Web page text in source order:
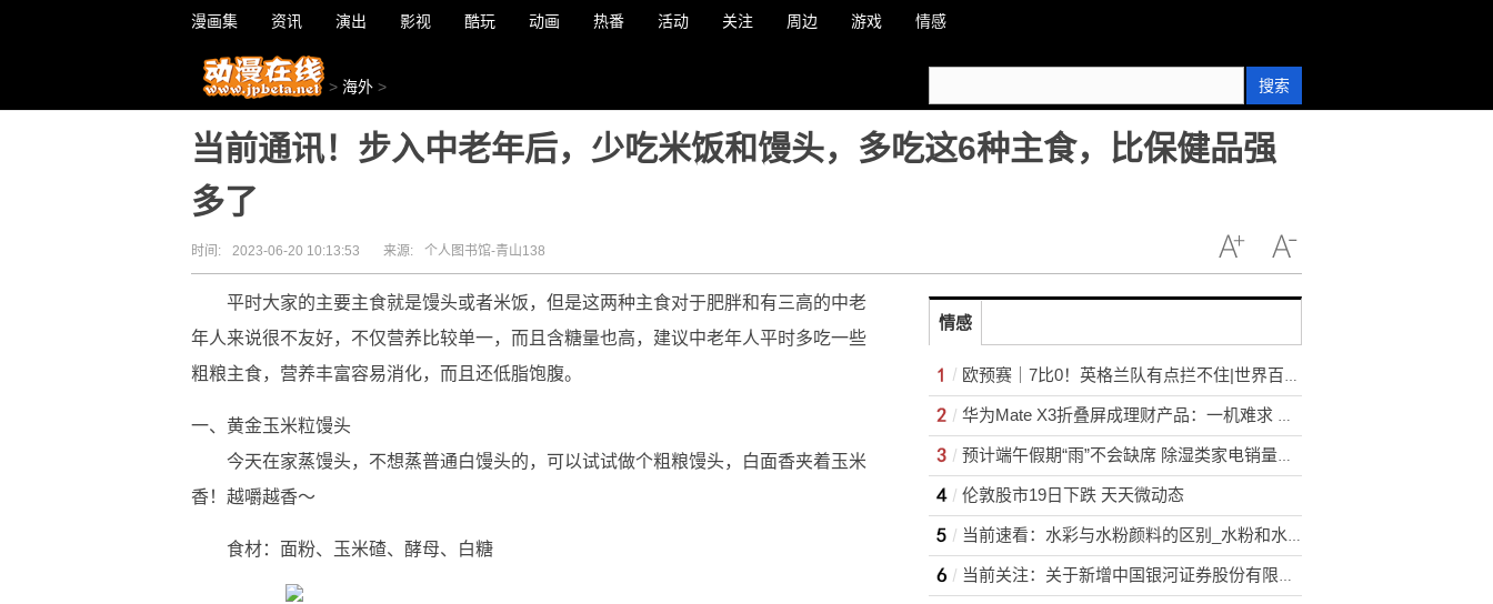
漫画集 资讯 演出 影视 酷玩 动画 热番 活动 关注 周边 游戏 情感
> 海外 > 搜索
当前通讯！步入中老年后，少吃米饭和馒头，多吃这6种主食，比保健品强
多了
时间: 2023-06-20 10:13:53 来源: 个人图书馆-青山138
平时大家的主要主食就是馒头或者米饭，但是这两种主食对于肥胖和有三高的中老
年人来说很不友好，不仅营养比较单一，而且含糖量也高，建议中老年人平时多吃一些
粗粮主食，营养丰富容易消化，而且还低脂饱腹。
一、黄金玉米粒馒头
今天在家蒸馒头，不想蒸普通白馒头的，可以试试做个粗粮馒头，白面香夹着玉米
香！越嚼越香～
食材：面粉、玉米碴、酵母、白糖
情感
欧预赛｜7比0！英格兰队有点拦不住|世界百事通
华为Mate X3折叠屏成理财产品：一机难求 很多人想买
预计端午假期“雨”不会缺席 除湿类家电销量上升 天天快看
伦敦股市19日下跌 天天微动态
当前速看：水彩与水粉颜料的区别_水粉和水彩颜料的区别
当前关注：关于新增中国银河证券股份有限公司为部分基金流动性服务商的公告